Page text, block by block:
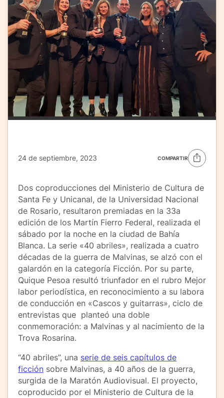
24 de septiembre, 2023 COMPARTIR
Dos coproducciones del Ministerio de Cultura de
Santa Fe y Unicanal, de la Universidad Nacional
de Rosario, resultaron premiadas en la 33a
edición de los Martín Fierro Federal, realizada el
sábado por la noche en la ciudad de Bahía
Blanca. La serie «40 abriles», realizada a cuatro
décadas de la guerra de Malvinas, se alzó con el
galardón en la categoría Ficción. Por su parte,
Quique Pesoa resultó triunfador en el rubro Mejor
labor periodística, en reconocimiento a su labora
de conducción en «Cascos y guitarras», ciclo de
entrevistas que planteó una doble
conmemoración: a Malvinas y al nacimiento de la
Trova Rosarina.
“40 abriles”, una serie de seis capítulos de
ficción sobre Malvinas, a 40 años de la guerra,
surgida de la Maratón Audiovisual. El proyecto,
coproducido por el Ministerio de Cultura de la